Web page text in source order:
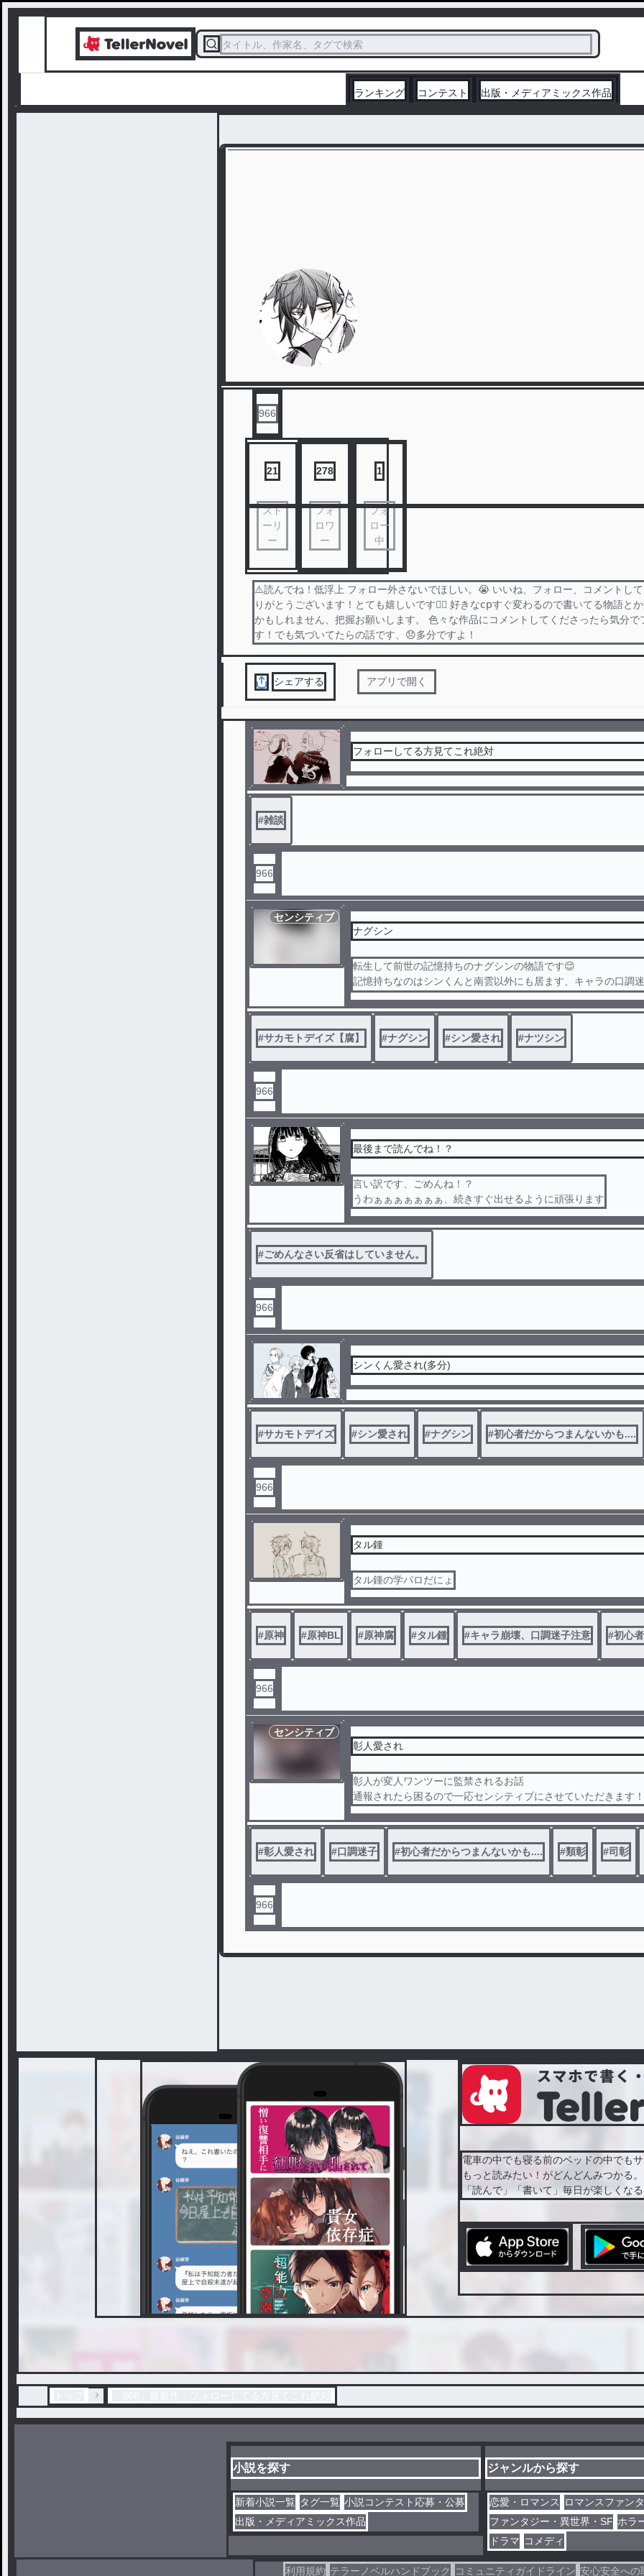
タイトル、作家名、タグで検索
ランキング コンテスト 出版・メディアミックス作品
966
21
スト
ーリ
ー
278
フォ
ロワ
ー
1
フォ
ロー
中
⚠️読んでね！低浮上 フォロー外さないでほしい。😭 いいね、フォロー、コメントし
りがとうございます！とても嬉しいです🙇‍♀️ 好きな𝖼𝗉すぐ変わるので書いてる物語と
かもしれません、把握お願いします。 色々な作品にコメントしてくださったら気分で
す！でも気づいてたらの話です、😞多分ですよ！
シェアする アプリで開く
フォローしてる方見てこれ絶対
#雑談
966
センシティブ
ナグシン
転生して前世の記憶持ちのナグシンの物語です😌
記憶持ちなのはシンくんと南雲以外にも居ます、キャラの口調
目に見てくれると嬉しいです😄
シンくん愛されです！！ナグシン以外にシンくんが受けのカプ
出来れば7話見て欲しいな〜🔞部分だからさ〜
#サカモトデイズ【腐】 #ナグシン #シン愛され #ナツシン
966
最後まで読んでね！？
言い訳です、ごめんね！？
うわぁぁぁぁぁぁぁ、続きすぐ出せるように頑張ります
#ごめんなさい反省はしていません。
966
シンくん愛され(多分)
#サカモトデイズ #シン愛され #ナグシン #初心者だからつまんないかも....
966
タル鍾
タル鍾の学パロだにょ
#原神 #原神BL #原神腐 #タル鍾 #キャラ崩壊、口調迷子注意 #初心
966
センシティブ
彰人愛され
彰人が変人ワンツーに監禁されるお話
通報されたら困るので一応センシティブにさせていただきます！
#彰人愛され #口調迷子 #初心者だからつまんないかも.... #類彰 #司彰
966
電車の中でも寝る前のベッドの中でも
もっと読みたい！がどんどんみつかる。
「読んで」「書いて」毎日が楽しくな
小説を探す
新着小説一覧 タグ一覧 小説コンテスト応募・公募
出版・メディアミックス作品
ジャンルから探す
恋愛・ロマンス
ロマンスファン
ファンタジー・異世界・SF ホラ
ドラマ コメディ
利用規約 テラーノベルハンドブック コミュニティガイドライン 安心安全への